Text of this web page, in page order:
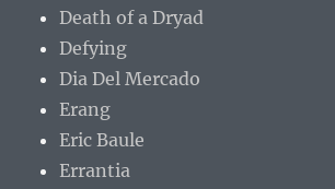
Death of a Dryad
Defying
Dia Del Mercado
Erang
Eric Baule
Errantia